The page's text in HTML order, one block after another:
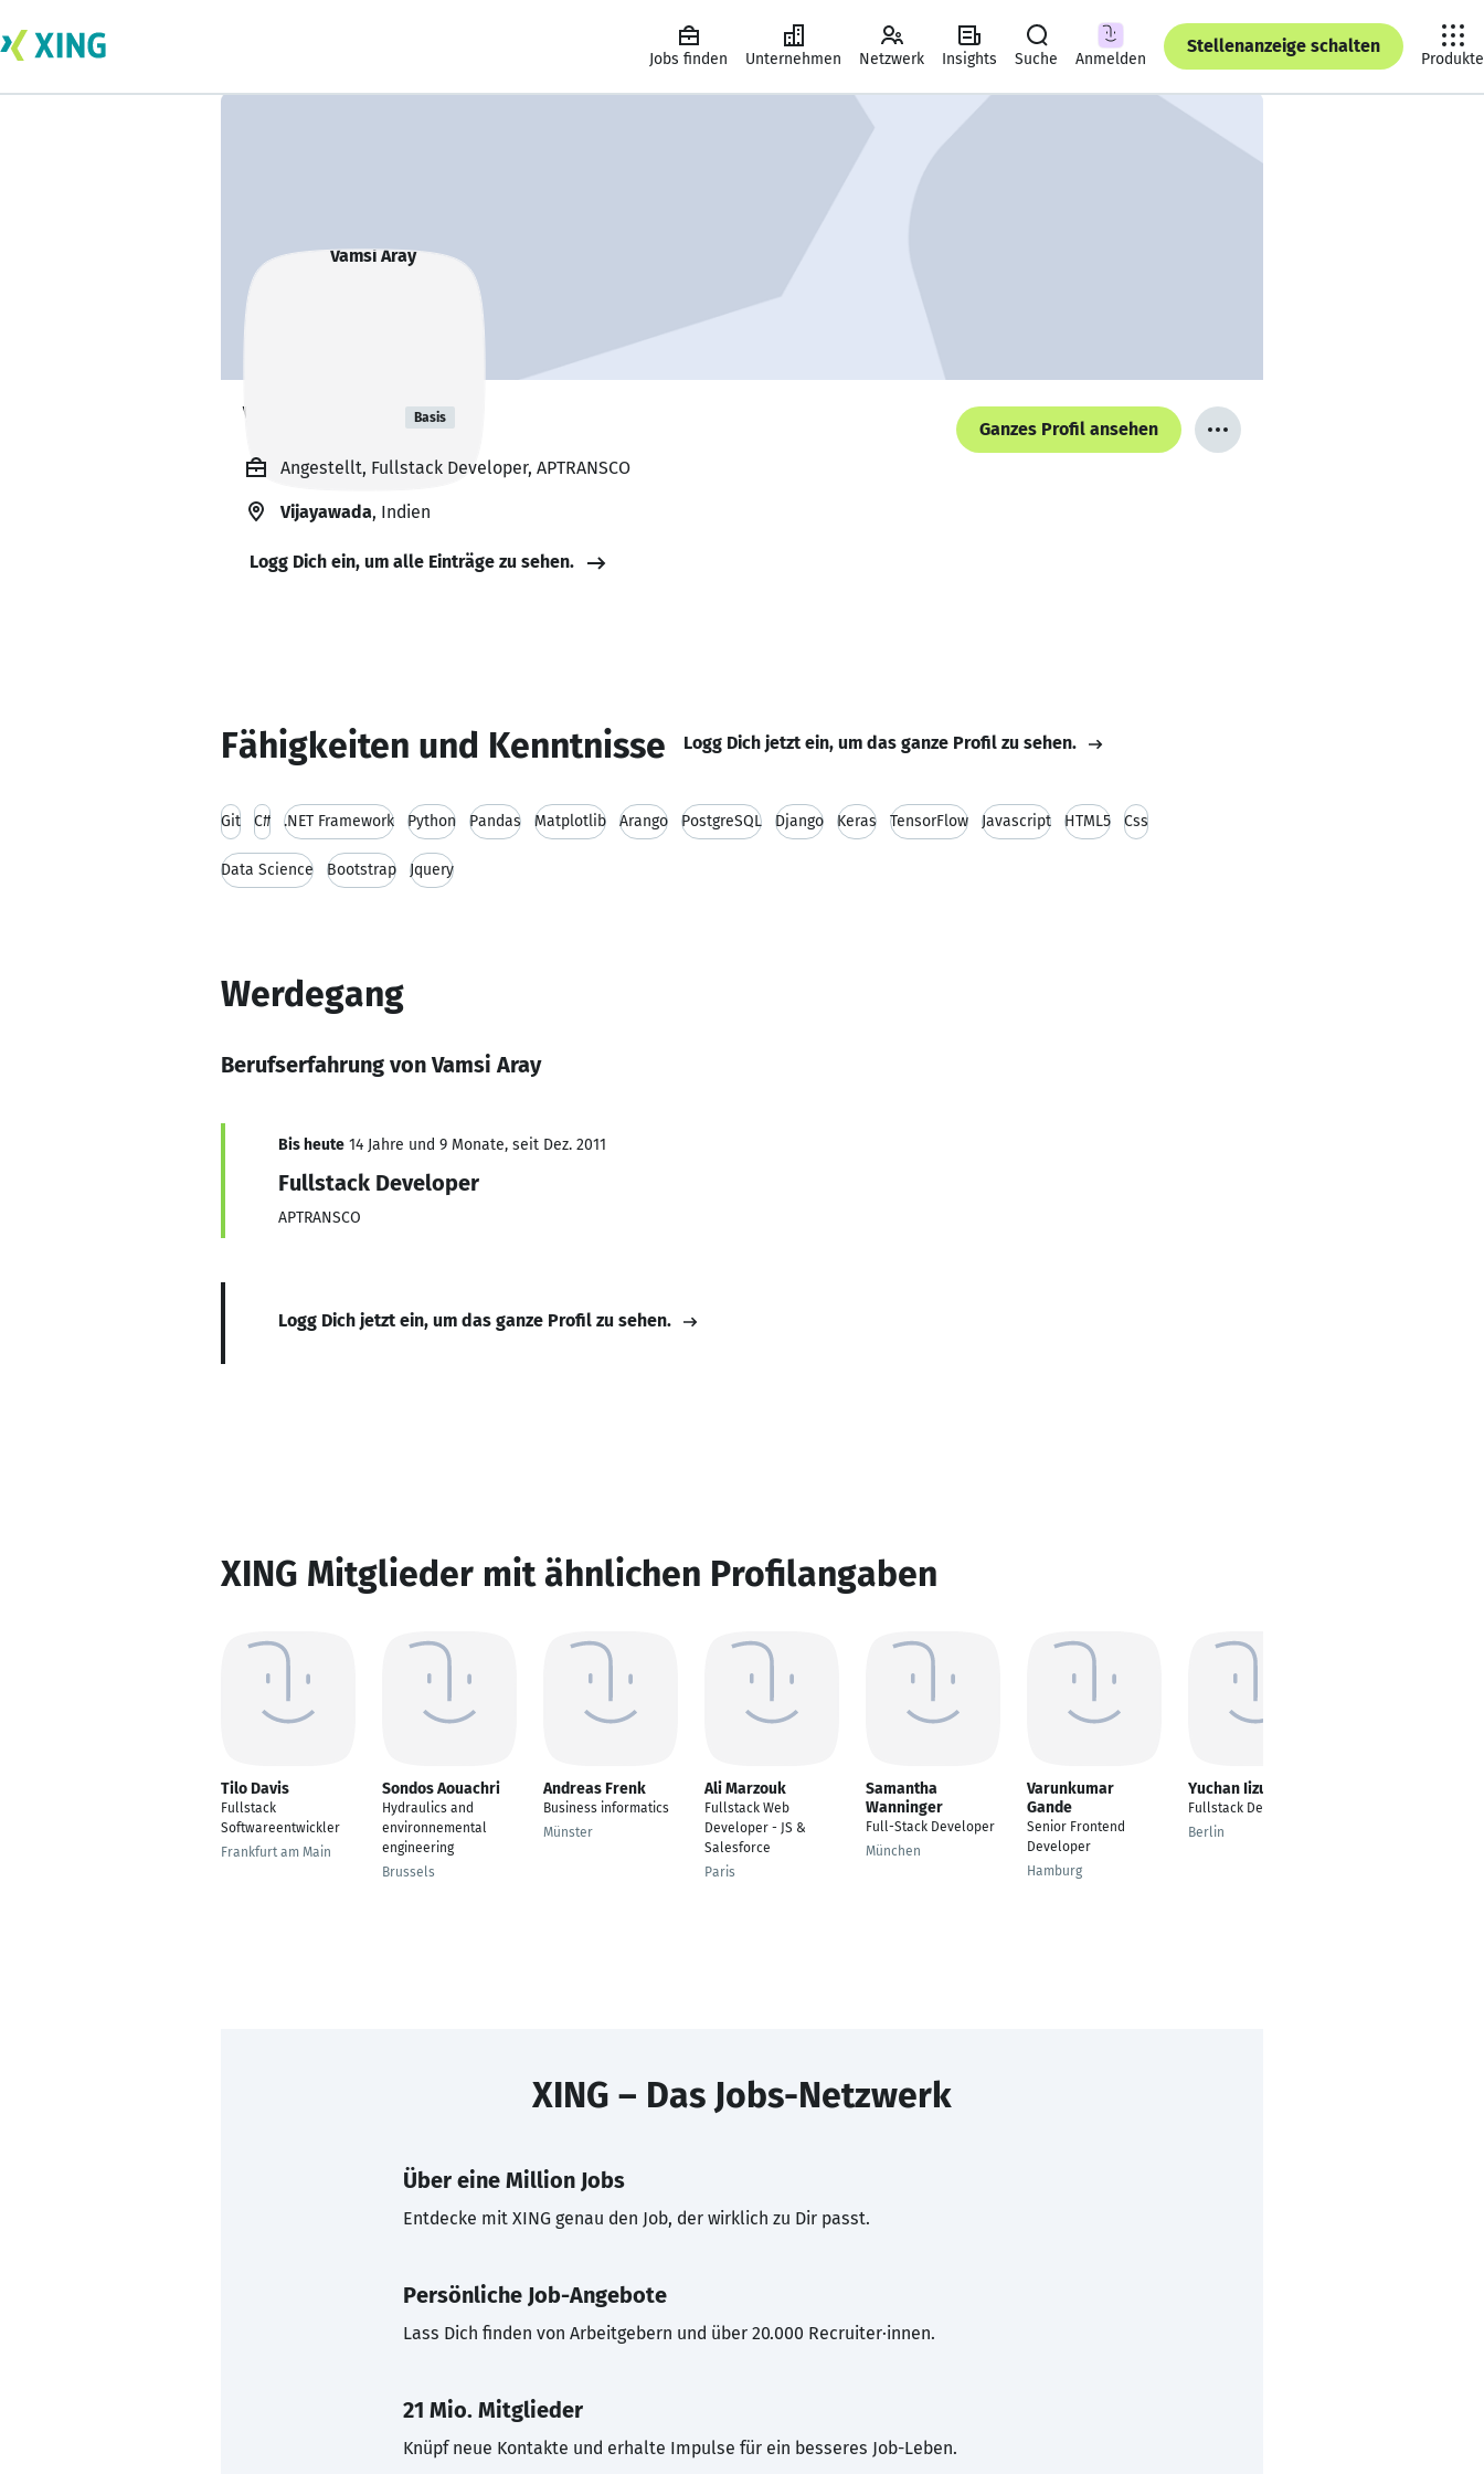
Jobs finden Unternehmen Netzwerk Insights Suche Anmelden
Stellenanzeige schalten
Produkte
Vamsi Aray Basis
Ganzes Profil ansehen
Angestellt, Fullstack Developer, APTRANSCO
Vijayawada, Indien
Logg Dich ein, um alle Einträge zu sehen.
Fähigkeiten und Kenntnisse Logg Dich jetzt ein, um das ganze Profil zu sehen.
Git C# .NET Framework Python Pandas Matplotlib Arango PostgreSQL Django Keras TensorFlow Javascript HTML5 Css
Data Science Bootstrap Jquery
Werdegang
Berufserfahrung von Vamsi Aray
Bis heute 14 Jahre und 9 Monate, seit Dez. 2011
Fullstack Developer
APTRANSCO
Logg Dich jetzt ein, um das ganze Profil zu sehen.
XING Mitglieder mit ähnlichen Profilangaben
Tilo Davis
Fullstack
Softwareentwickler
Frankfurt am Main
Sondos Aouachri
Hydraulics and
environnemental
engineering
Brussels
Andreas Frenk
Business informatics
Münster
Ali Marzouk
Fullstack Web
Developer - JS &
Salesforce
Paris
Samantha
Wanninger
Full-Stack Developer
München
Varunkumar
Gande
Senior Frontend
Developer
Hamburg
Yuchan Iizuka
Fullstack Developer
Berlin
XING – Das Jobs-Netzwerk
Über eine Million Jobs
Entdecke mit XING genau den Job, der wirklich zu Dir passt.
Persönliche Job-Angebote
Lass Dich finden von Arbeitgebern und über 20.000 Recruiter·innen.
21 Mio. Mitglieder
Knüpf neue Kontakte und erhalte Impulse für ein besseres Job-Leben.